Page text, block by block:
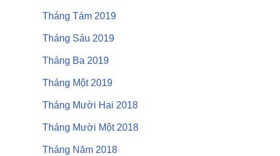
Tháng Tám 2019
Tháng Sáu 2019
Tháng Ba 2019
Tháng Một 2019
Tháng Mười Hai 2018
Tháng Mười Một 2018
Tháng Năm 2018